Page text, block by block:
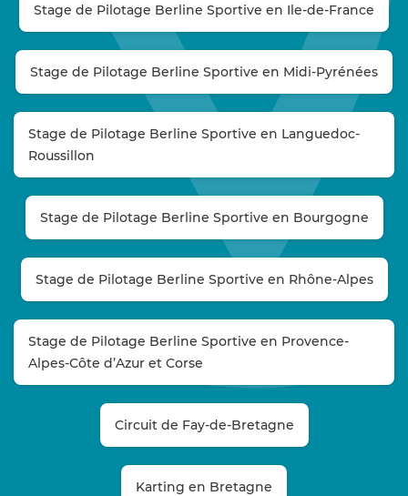
Stage de Pilotage Berline Sportive en Ile-de-France
Stage de Pilotage Berline Sportive en Midi-Pyrénées
Stage de Pilotage Berline Sportive en Languedoc-
Roussillon
Stage de Pilotage Berline Sportive en Bourgogne
Stage de Pilotage Berline Sportive en Rhône-Alpes
Stage de Pilotage Berline Sportive en Provence-
Alpes-Côte d’Azur et Corse
Circuit de Fay-de-Bretagne
Karting en Bretagne